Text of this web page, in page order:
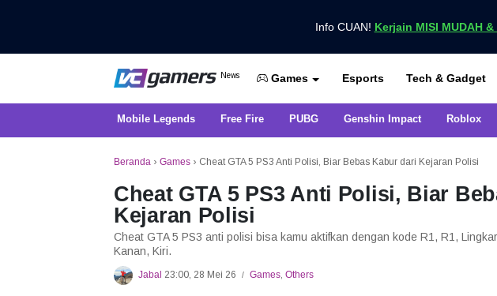
Info CUAN! Kerjain MISI MUDAH
VCGamers News
News
Dapatkan Berita Games Terbaru Hanya di VCGamers
Games Esports Tech & Gadget
Mobile Legends Free Fire PUBG Genshin Impact Roblox
Beranda › Games › Cheat GTA 5 PS3 Anti Polisi, Biar Bebas Kabur dari Kejaran Polisi
Cheat GTA 5 PS3 Anti Polisi, Biar
Kejaran Polisi
Cheat GTA 5 PS3 anti polisi bisa kamu aktifkan dengan kode R1, R1,
Kanan, Kiri.
Jabal 23:00, 28 Mei 26 / Games, Others